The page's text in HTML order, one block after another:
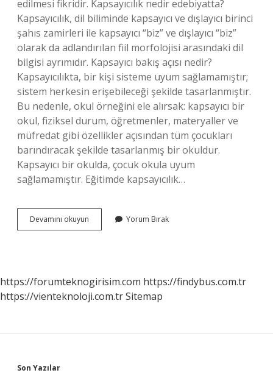
edilmesi fikridir. Kapsayıcılık nedir edebiyatta?
Kapsayıcılık, dil biliminde kapsayıcı ve dışlayıcı birinci
şahıs zamirleri ile kapsayıcı “biz” ve dışlayıcı “biz”
olarak da adlandırılan fiil morfolojisi arasındaki dil
bilgisi ayrımıdır. Kapsayıcı bakış açısı nedir?
Kapsayıcılıkta, bir kişi sisteme uyum sağlamamıştır;
sistem herkesin erişebileceği şekilde tasarlanmıştır.
Bu nedenle, okul örneğini ele alırsak: kapsayıcı bir
okul, fiziksel durum, öğretmenler, materyaller ve
müfredat gibi özellikler açısından tüm çocukları
barındıracak şekilde tasarlanmış bir okuldur.
Kapsayıcı bir okulda, çocuk okula uyum
sağlamamıştır. Eğitimde kapsayıcılık…
Devamını okuyun Kapsayıcılık
Nedir
Yorum Bırak
https://forumteknogirisim.com https://findybus.com.tr
https://vienteknoloji.com.trSitemap
Sidebar
Son Yazılar